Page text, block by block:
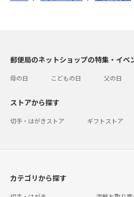
郵便局のネットショップの特集・イベ
母の日 こどもの日 父の日
ストアから探す
切手・はがきストア ギフトストア
カテゴリから探す